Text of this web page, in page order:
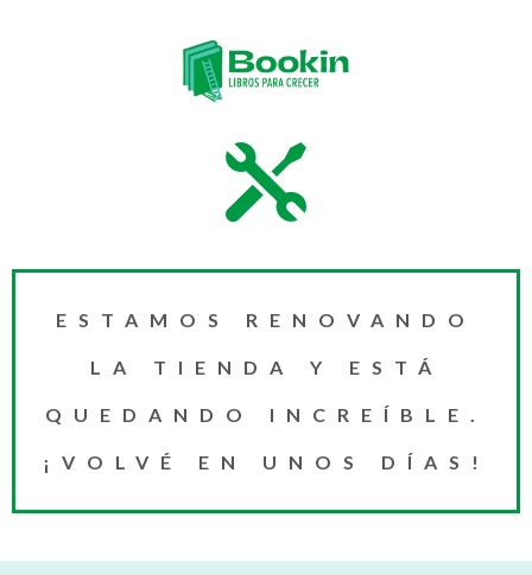
ESTAMOS RENOVANDO
LA TIENDA Y ESTÁ
QUEDANDO INCREÍBLE.
¡VOLVÉ EN UNOS DÍAS!